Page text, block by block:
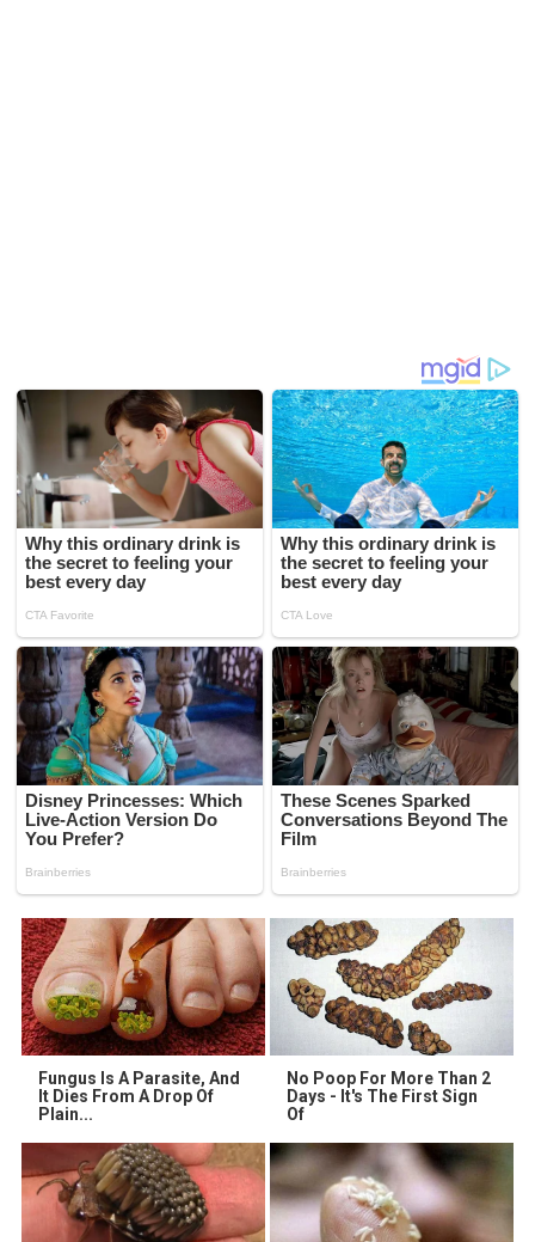
Fungus Is A Parasite, And
It Dies From A Drop Of
Plain...
No Poop For More Than 2
Days - It's The First Sign
Of